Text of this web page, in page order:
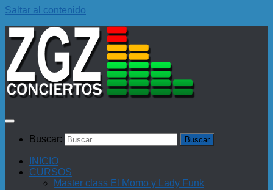
Saltar al contenido
Buscar:
INICIO
CURSOS
Master class El Momo y Lady Funk